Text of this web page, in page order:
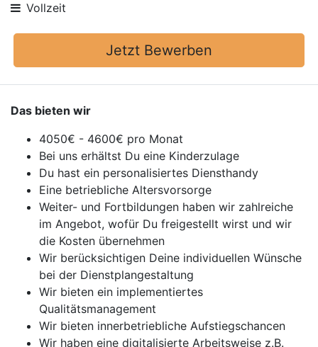
Vollzeit
Jetzt Bewerben
Das bieten wir
4050€ - 4600€ pro Monat
Bei uns erhältst Du eine Kinderzulage
Du hast ein personalisiertes Diensthandy
Eine betriebliche Altersvorsorge
Weiter- und Fortbildungen haben wir zahlreiche
im Angebot, wofür Du freigestellt wirst und wir
die Kosten übernehmen
Wir berücksichtigen Deine individuellen Wünsche
bei der Dienstplangestaltung
Wir bieten ein implementiertes
Qualitätsmanagement
Wir bieten innerbetriebliche Aufstiegschancen
Wir haben eine digitalisierte Arbeitsweise z.B.